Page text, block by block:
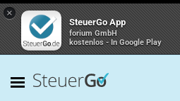
×
SteuerGo App
forium GmbH
kostenlos - In Google Play